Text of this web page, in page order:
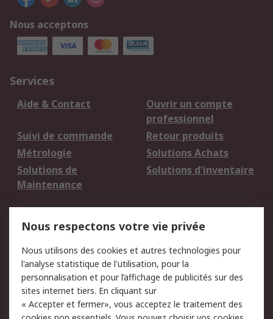
Nous acceptons
Services
Aide & Contact
Ouvrir un compte
professionnel
Suivi de commande
Retour produits
Métrologie
Solutions Achats
Solutions de
Maintenance
Solutions d'inventaire
du site
Politique de protection
des données - Mise à
jour
Sécurité des E-mails
Nous respectons votre vie privée
Nous utilisons des cookies et autres technologies pour
l'analyse statistique de l'utilisation, pour la
personnalisation et pour l’affichage de publicités sur des
sites internet tiers. En cliquant sur
« Accepter et fermer», vous acceptez le traitement des